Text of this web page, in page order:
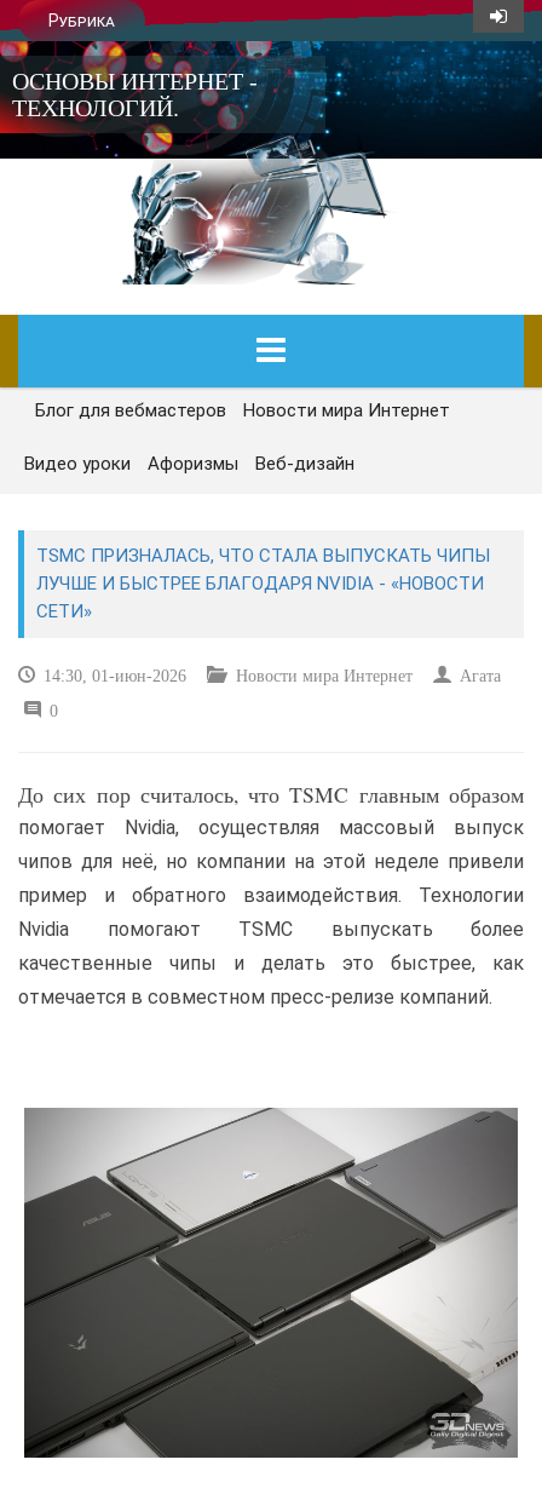
Рубрика
ОСНОВЫ ИНТЕРНЕТ -
ТЕХНОЛОГИЙ.
ГЛАВНАЯ
СЕГОДНЯ
ИНТЕРНЕТ И СВЯЗЬ
Блог для вебмастеров Новости мира Интернет
Видео уроки Афоризмы Веб-дизайн
TSMC ПРИЗНАЛАСЬ, ЧТО СТАЛА ВЫПУСКАТЬ ЧИПЫ
ЛУЧШЕ И БЫСТРЕЕ БЛАГОДАРЯ NVIDIA - «НОВОСТИ
СЕТИ»
14:30, 01-июн-2026 Новости мира Интернет
Агата
0
До сих пор считалось, что TSMC главным образом
помогает Nvidia, осуществляя массовый выпуск
чипов для неё, но компании на этой неделе привели
пример и обратного взаимодействия. Технологии
Nvidia помогают TSMC выпускать более
качественные чипы и делать это быстрее, как
отмечается в совместном пресс-релизе компаний.